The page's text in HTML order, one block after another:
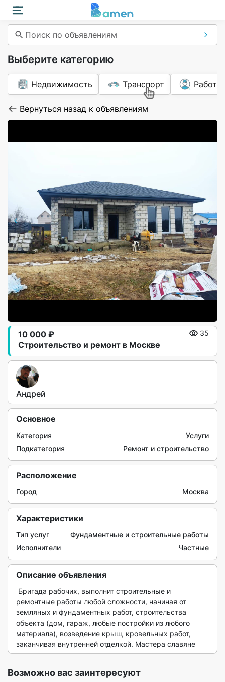
Поиск по объявлениям
Выберите категорию
Недвижимость Транспорт Работа
Вернуться назад к объявлениям
Строительство и ремонт в Москве
10 000 ₽ 35
Андрей
Основное
Категория
Услуги
Подкатегория
Ремонт и строительство
Расположение
Город Москва
Характеристики
Тип услуг
Фундаментные и строительные работы
Исполнители
Частные
Описание объявления
ремонтные работы любой сложности, начиная от
земляных и фундаментных работ, строительства
объекта (дом, гараж, любые постройки из любого
материала), возведение крыш, кровельных работ,
заканчивая внутренней отделкой. Мастера славяне
Возможно вас заинтересуют